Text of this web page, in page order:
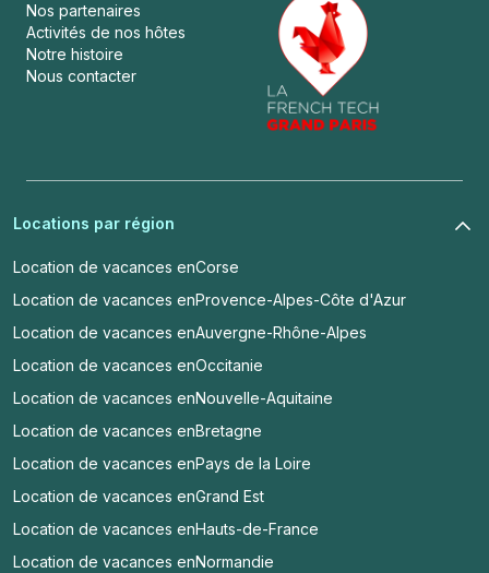
Nos partenaires
Activités de nos hôtes
Notre histoire
Nous contacter
Locations par région
Location de vacances enCorse
Location de vacances enProvence-Alpes-Côte d'Azur
Location de vacances enAuvergne-Rhône-Alpes
Location de vacances enOccitanie
Location de vacances enNouvelle-Aquitaine
Location de vacances enBretagne
Location de vacances enPays de la Loire
Location de vacances enGrand Est
Location de vacances enHauts-de-France
Location de vacances enNormandie